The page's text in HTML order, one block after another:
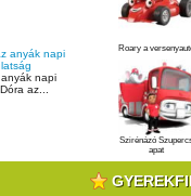
napi
az...
Roary a
Szirénázó
apat